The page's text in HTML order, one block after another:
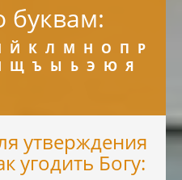
буквам:
Й К Л М Н О П Р
Щ Ъ Ы Ь Э Ю Я
утверждения
угодить Богу: